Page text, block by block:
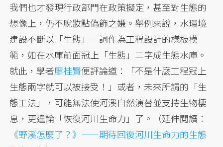
我們也才發現行政部門在政策擬定，甚至對生態的
想像上，仍不脫妝點偽飾之嫌。舉例來說，水環境
建設不斷以「生態」一詞作為工程設計的樣板模
範，如在水庫前面冠上「生態」二字成生態水庫。
就此，學者廖桂賢便評論道：「不是什麼工程冠上
生態兩字就可以被接受！」或者，未來所謂的「生
態工法」，可能無法使河溪自然演替並支持生物棲
息，更遑論「恢復河川生命力」了。（延伸閱讀：
《野溪怎麼了？》——期待回復河川生命力的生態